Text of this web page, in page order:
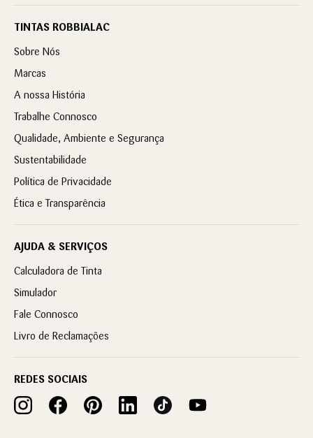
TINTAS ROBBIALAC
Sobre Nós
Marcas
A nossa História
Trabalhe Connosco
Qualidade, Ambiente e Segurança
Sustentabilidade
Política de Privacidade
Ética e Transparência
AJUDA & SERVIÇOS
Calculadora de Tinta
Simulador
Fale Connosco
Livro de Reclamações
REDES SOCIAIS